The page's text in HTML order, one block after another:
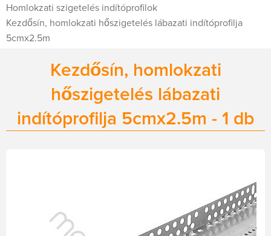
Homlokzati szigetelés indítóprofilok
Kezdősín, homlokzati hőszigetelés lábazati indítóprofilja
5cmx2.5m
Kezdősín, homlokzati
hőszigetelés lábazati
indítóprofilja 5cmx2.5m - 1 db